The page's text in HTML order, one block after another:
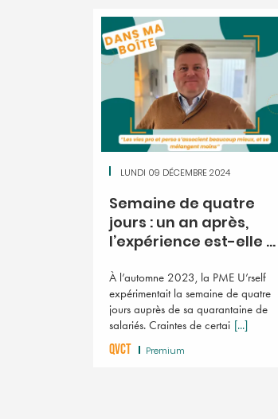
LUNDI 09 DÉCEMBRE 2024
Semaine de quatre
jours : un an après,
l’expérience est-elle ...
À l’automne 2023, la PME U’rself
expérimentait la semaine de quatre
jours auprès de sa quarantaine de
salariés. Craintes de certai [...]
QVCT Premium